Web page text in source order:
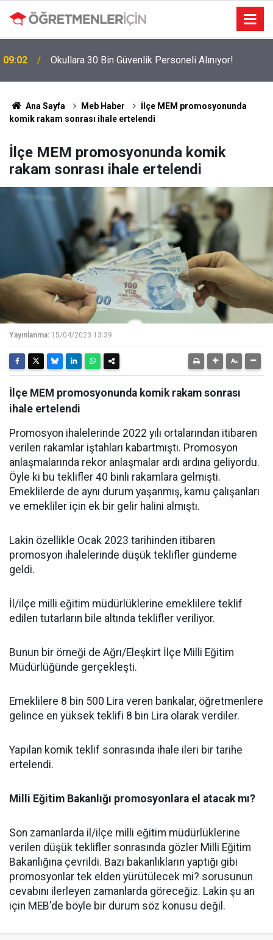
19:01
Öncelik Hangi Alanın Oldu?
Ana Sayfa Meb Haber
İlçe MEM promosyonunda
komik rakam sonrası ihale ertelendi
İlçe MEM promosyonunda komik
rakam sonrası ihale ertelendi
Yayınlanma: 15/04/2023 13:39
İlçe MEM promosyonunda komik rakam sonrası
ihale ertelendi
Promosyon ihalelerinde 2022 yılı ortalarından itibaren
verilen rakamlar iştahları kabartmıştı. Promosyon
anlaşmalarında rekor anlaşmalar ardı ardına geliyordu.
Öyle ki bu teklifler 40 binli rakamlara gelmişti.
Emeklilerde de aynı durum yaşanmış, kamu çalışanları
ve emekliler için ek bir gelir halini almıştı.
Lakin özellikle Ocak 2023 tarihinden itibaren
promosyon ihalelerinde düşük teklifler gündeme
geldi.
İl/ilçe milli eğitim müdürlüklerine emeklilere teklif
edilen tutarların bile altında teklifler veriliyor.
Bunun bir örneği de Ağrı/Eleşkirt İlçe Milli Eğitim
Müdürlüğünde gerçekleşti.
Emeklilere 8 bin 500 Lira veren bankalar, öğretmenlere
gelince en yüksek teklifi 8 bin Lira olarak verdiler.
Yapılan komik teklif sonrasında ihale ileri bir tarihe
ertelendi.
Milli Eğitim Bakanlığı promosyonlara el atacak mı?
Son zamanlarda il/ilçe milli eğitim müdürlüklerine
verilen düşük teklifler sonrasında gözler Milli Eğitim
Bakanlığına çevrildi. Bazı bakanlıkların yaptığı gibi
promosyonlar tek elden yürütülecek mi? sorusunun
cevabını ilerleyen zamanlarda göreceğiz. Lakin şu an
için MEB'de böyle bir durum söz konusu değil.